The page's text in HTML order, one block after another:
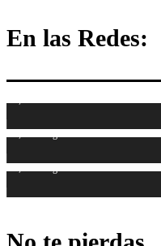
En las Redes: